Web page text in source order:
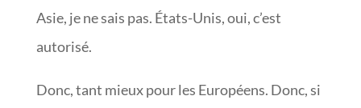
Asie, je ne sais pas. États-Unis, oui, c’est
autorisé.
Donc, tant mieux pour les Européens. Donc, si